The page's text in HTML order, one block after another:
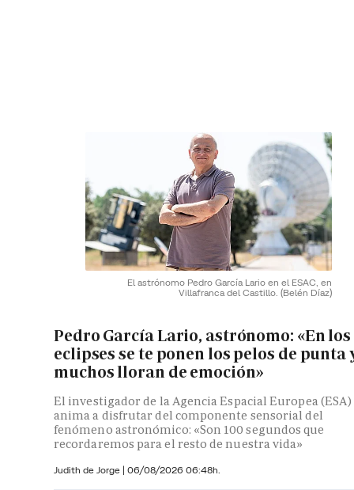
El astrónomo Pedro García Lario en el ESAC, en
Villafranca del Castillo. (Belén Díaz)
Pedro García Lario, astrónomo: «En los
eclipses se te ponen los pelos de punta
muchos lloran de emoción»
El investigador de la Agencia Espacial Europea (ESA)
anima a disfrutar del componente sensorial del
fenómeno astronómico: «Son 100 segundos que
recordaremos para el resto de nuestra vida»
Judith de Jorge | 06/08/2026 06:48h.